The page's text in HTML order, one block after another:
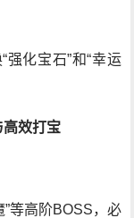
化宝石”和“幸运
高效打宝
”等高阶BOSS，必